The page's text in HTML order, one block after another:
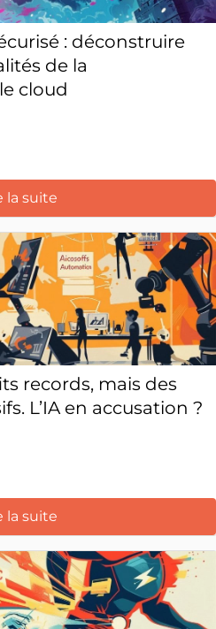
: déconstruire
de la
cloud
la suite
records, mais des
L’IA en accusation ?
la suite